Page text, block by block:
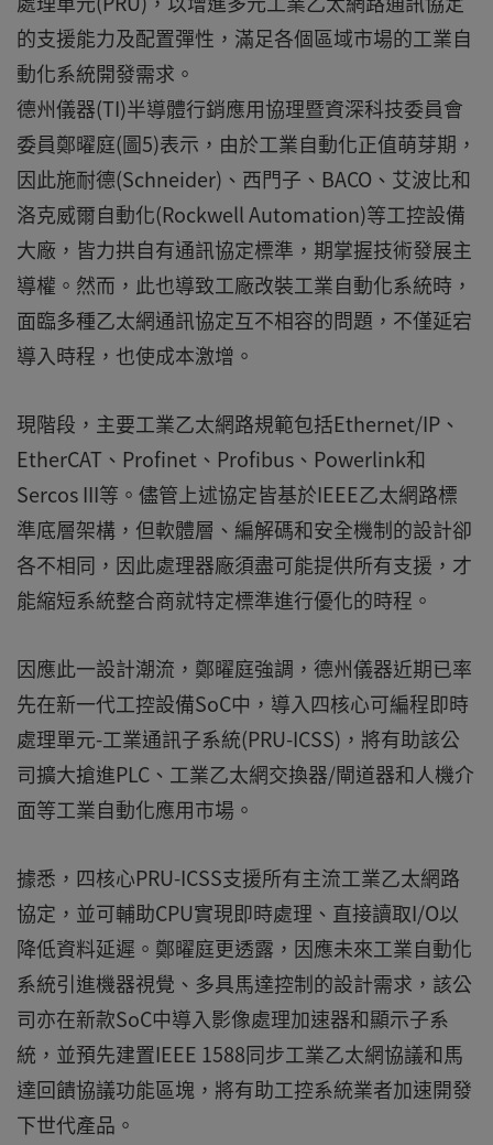
的支援能力及配置彈性，滿足各個區域市場的工業自
動化系統開發需求。
德州儀器(TI)半導體行銷應用協理暨資深科技委員會
委員鄭曜庭(圖5)表示，由於工業自動化正值萌芽期，
因此施耐德(Schneider)、西門子、BACO、艾波比和
洛克威爾自動化(Rockwell Automation)等工控設備
大廠，皆力拱自有通訊協定標準，期掌握技術發展主
導權。然而，此也導致工廠改裝工業自動化系統時，
面臨多種乙太網通訊協定互不相容的問題，不僅延宕
導入時程，也使成本激增。
現階段，主要工業乙太網路規範包括Ethernet/IP、
EtherCAT、Profinet、Profibus、Powerlink和
Sercos III等。儘管上述協定皆基於IEEE乙太網路標
準底層架構，但軟體層、編解碼和安全機制的設計卻
各不相同，因此處理器廠須盡可能提供所有支援，才
能縮短系統整合商就特定標準進行優化的時程。
因應此一設計潮流，鄭曜庭強調，德州儀器近期已率
先在新一代工控設備SoC中，導入四核心可編程即時
處理單元-工業通訊子系統(PRU-ICSS)，將有助該公
司擴大搶進PLC、工業乙太網交換器/閘道器和人機介
面等工業自動化應用市場。
據悉，四核心PRU-ICSS支援所有主流工業乙太網路
協定，並可輔助CPU實現即時處理、直接讀取I/O以
降低資料延遲。鄭曜庭更透露，因應未來工業自動化
系統引進機器視覺、多具馬達控制的設計需求，該公
司亦在新款SoC中導入影像處理加速器和顯示子系
統，並預先建置IEEE 1588同步工業乙太網協議和馬
達回饋協議功能區塊，將有助工控系統業者加速開發
下世代產品。